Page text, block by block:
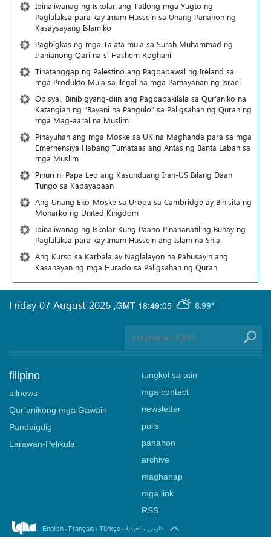
Ipinaliwanag ng Iskolar ang Tatlong mga Yugto ng
Pagluluksa para kay Imam Hussein sa Unang Panahon ng
Kasaysayang Islamiko
Pagbigkas ng mga Talata mula sa Surah Muhammad ng
Iranianong Qari na si Hashem Roghani
Tinatanggap ng Palestino ang Pagbabawal ng Ireland sa
mga Produkto Mula sa Ilegal na mga Pamayanan ng Israel
Opisyal, Binibigyang-diin ang Pagpapakilala sa Qur’aniko na
Katangian ng “Bayani na Pangulo” sa Paligsahan ng Quran ng
mga Mag-aaral na Muslim
Pinayuhan ang mga Moske sa UK na Maghanda para sa mga
Emerhensiya Habang Tumataas ang Antas ng Banta Laban sa
mga Muslim
Pinuri ni Papa Leo ang Kasunduang Iran-US Bilang Daan
Tungo sa Kapayapaan
Ang Unang Eko-Moske sa Uropa sa Cambridge ay Binisita ng
Monarko ng United Kingdom
Ipinaliwanag ng Iskolar Kung Paano Pinananatiling Buhay ng
Pagluluksa para kay Imam Hussein ang Islam na Shia
Ang Kurso sa Karbala ay Naglalayon na Pahusayin ang
Kasanayan ng mga Hurado sa Paligsahan ng Quran
GMT-18:49:05 8.99°
Friday 07 August 2026 ,
filipino
allnews
Qur’anikong mga Gawain
Pandaigdig
Larawan-Pelikula
tungkol sa atin
mga contact
newsletter
polls
panahon
archive
maghanap
mga link
RSS
English. Français . Türkçe. العربیة.فارسی